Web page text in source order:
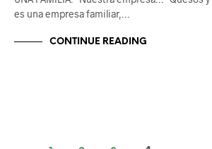
es una empresa familiar,…
CONTINUE READING